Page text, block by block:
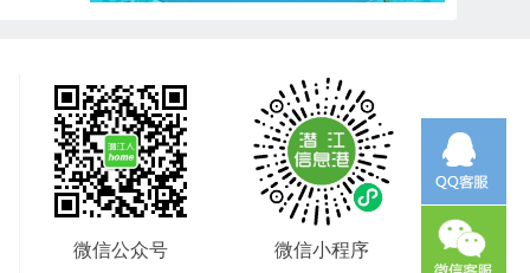
微信公众号 微信小程序